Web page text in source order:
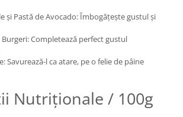
și Pastă de Avocado: Îmbogățește gustul și
Completează perfect gustul
Savurează-l ca atare, pe o felie de pâine
Nutriționale / 100g